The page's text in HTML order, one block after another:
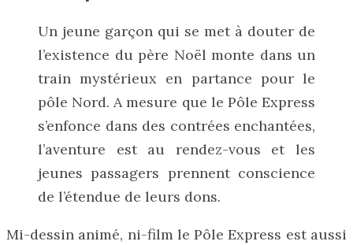
Un jeune garçon qui se met à douter de
l’existence du père Noël monte dans un
train mystérieux en partance pour le
pôle Nord. A mesure que le Pôle Express
s’enfonce dans des contrées enchantées,
l’aventure est au rendez-vous et les
jeunes passagers prennent conscience
de l’étendue de leurs dons.
Mi-dessin animé, ni-film le Pôle Express est aussi